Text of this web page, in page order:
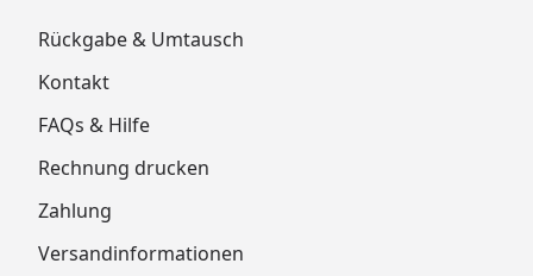
Rückgabe & Umtausch
Kontakt
FAQs & Hilfe
Rechnung drucken
Zahlung
Versandinformationen